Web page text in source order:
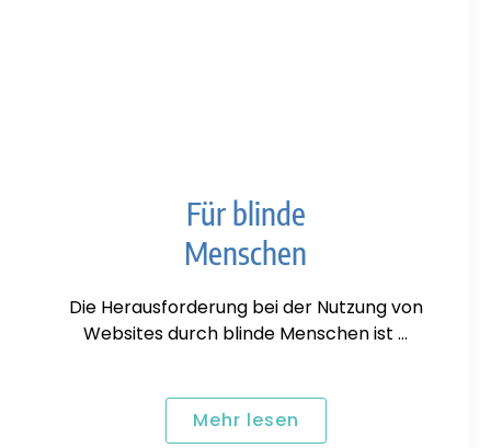
Für blinde
Menschen
Die Herausforderung bei der Nutzung von
Websites durch blinde Menschen ist …
Mehr lesen